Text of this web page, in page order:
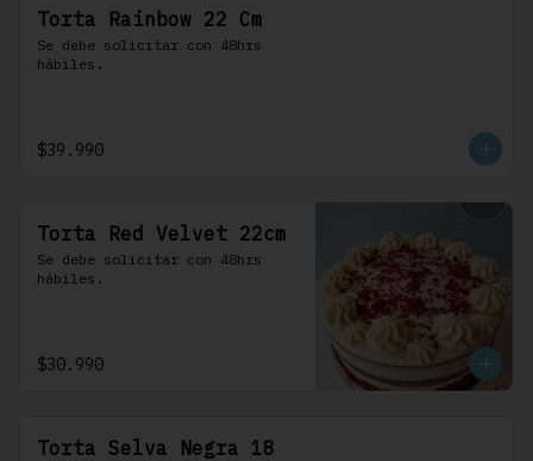
Torta Rainbow 22 Cm
Se debe solicitar con 48hrs
hábiles.
$39.990
Torta Red Velvet 22cm
Se debe solicitar con 48hrs
hábiles.
$30.990
Torta Selva Negra 18